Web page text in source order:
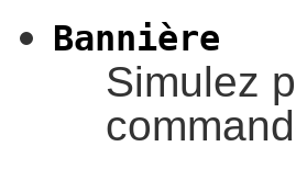
Bannière
Simulez